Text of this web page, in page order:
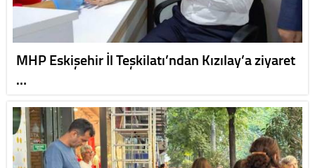
MHP Eskişehir İl Teşkilatı’ndan Kızılay’a ziyaret
…